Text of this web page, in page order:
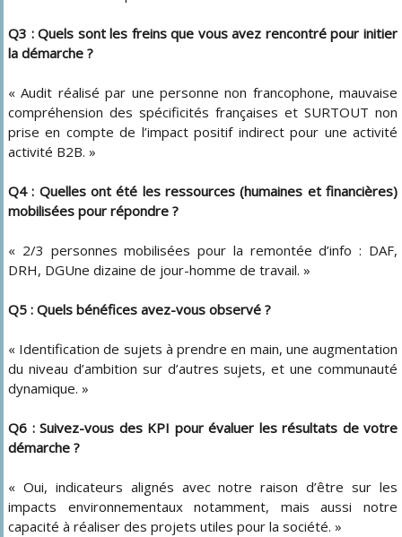
Q3 : Quels sont les freins que vous avez rencontré pour initier
la démarche ?
« Audit réalisé par une personne non francophone, mauvaise
compréhension des spécificités françaises et SURTOUT non
prise en compte de l’impact positif indirect pour une activité
activité B2B. »
Q4 : Quelles ont été les ressources (humaines et financières)
mobilisées pour répondre ?
« 2/3 personnes mobilisées pour la remontée d’info : DAF,
DRH, DGUne dizaine de jour-homme de travail. »
Q5 : Quels bénéfices avez-vous observé ?
« Identification de sujets à prendre en main, une augmentation
du niveau d’ambition sur d’autres sujets, et une communauté
dynamique. »
Q6 : Suivez-vous des KPI pour évaluer les résultats de votre
démarche ?
« Oui, indicateurs alignés avec notre raison d’être sur les
impacts environnementaux notamment, mais aussi notre
capacité à réaliser des projets utiles pour la société. »